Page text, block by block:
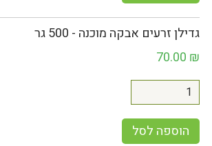
גדילן זרעים אבקה מוכנה - 500 גר
70.00 ₪
הוספה לסל